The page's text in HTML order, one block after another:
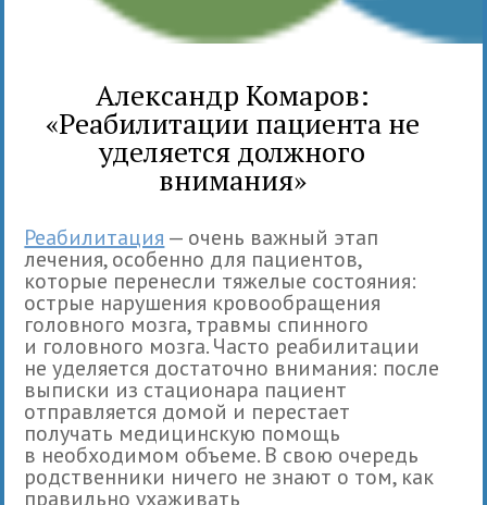
Александр Комаров:
«Реабилитации пациента не
уделяется должного
внимания»
Реабилитация — очень важный этап
лечения, особенно для пациентов,
которые перенесли тяжелые состояния:
острые нарушения кровообращения
головного мозга, травмы спинного
и головного мозга. Часто реабилитации
не уделяется достаточно внимания: после
выписки из стационара пациент
отправляется домой и перестает
получать медицинскую помощь
в необходимом объеме. В свою очередь
родственники ничего не знают о том, как
правильно ухаживать